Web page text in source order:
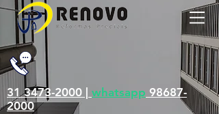
31 3473-2000 | whatsapp 98687-
2000